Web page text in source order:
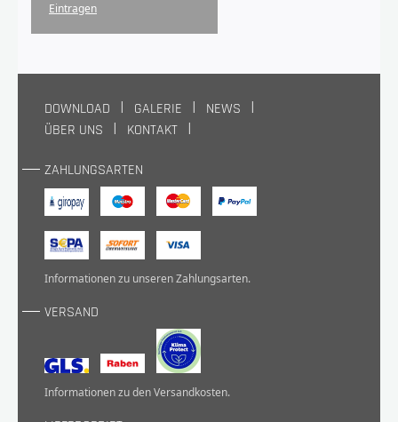
Eintragen
DOWNLOAD GALERIE
NEWS
ÜBER UNS
KONTAKT
ZAHLUNGSARTEN
Informationen zu unserenZahlungsarten.
VERSAND
Informationen zu denVersandkosten.